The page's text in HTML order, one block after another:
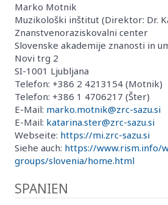
Marko Motnik
Muzikološki inštitut (Direktor: Dr.
Znanstvenoraziskovalni center
Slovenske akademije znanosti in
Novi trg 2
SI-1001 Ljubljana
Telefon: +386 2 4213154 (Motnik)
Telefon: +386 1 4706217 (Šter)
E-Mail: marko.motnik@zrc-sazu.si
E-Mail: katarina.ster@zrc-sazu.si
Webseite: https://mi.zrc-sazu.si
Siehe auch: https://www.rism.info/
groups/slovenia/home.html
SPANIEN